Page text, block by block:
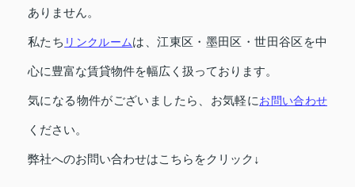
ありません。
私たち リンクルームは、江東区・墨田区・世田谷区を中
心に豊富な賃貸物件を幅広く扱っております。
気になる物件がございましたら、お気軽にお問い合わせ
ください。
弊社へのお問い合わせはこちらをクリック↓